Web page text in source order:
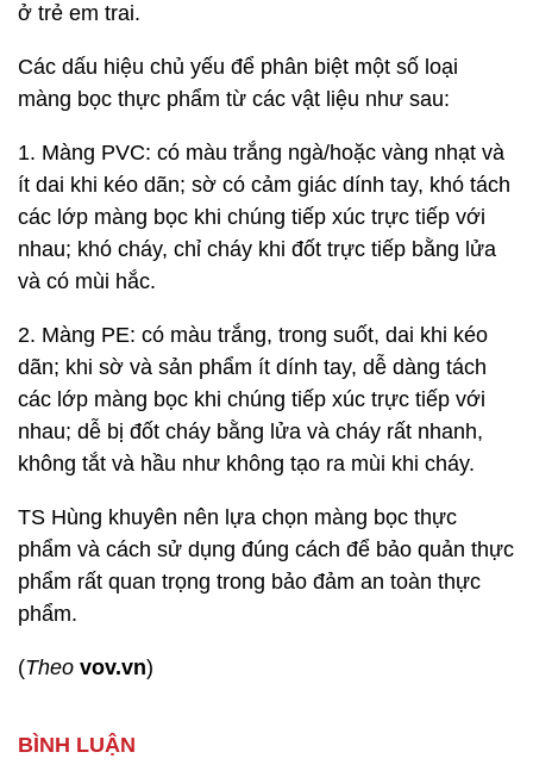
ở trẻ em trai.
Các dấu hiệu chủ yếu để phân biệt một số loại
màng bọc thực phẩm từ các vật liệu như sau:
1. Màng PVC: có màu trắng ngà/hoặc vàng nhạt và
ít dai khi kéo dãn; sờ có cảm giác dính tay, khó tách
các lớp màng bọc khi chúng tiếp xúc trực tiếp với
nhau; khó cháy, chỉ cháy khi đốt trực tiếp bằng lửa
và có mùi hắc.
2. Màng PE: có màu trắng, trong suốt, dai khi kéo
dãn; khi sờ và sản phẩm ít dính tay, dễ dàng tách
các lớp màng bọc khi chúng tiếp xúc trực tiếp với
nhau; dễ bị đốt cháy bằng lửa và cháy rất nhanh,
không tắt và hầu như không tạo ra mùi khi cháy.
TS Hùng khuyên nên lựa chọn màng bọc thực
phẩm và cách sử dụng đúng cách để bảo quản thực
phẩm rất quan trọng trong bảo đảm an toàn thực
phẩm.
(Theo vov.vn)